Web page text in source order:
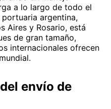
a lo largo de todo el
argentina,
Aires y Rosario, está
de gran tamaño,
internacionales ofrecen
envío de